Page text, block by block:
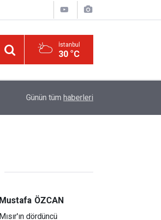
İstanbul
30 °C
atabilir' uyarısı
Günün tüm haberleri
Mustafa ÖZCAN
Mısır'ın dördüncü